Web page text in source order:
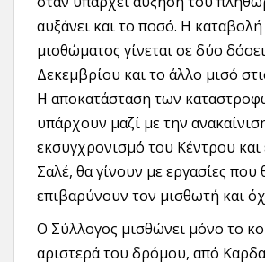
αυξάνει και το ποσό. Η
μισθώματος γίνεται σε δύο
Δεκεμβρίου και το άλλο μισό
Η αποκατάσταση των
υπάρχουν μαζί με την
εκσυγχρονισμό του Κέντρου και
Σαλέ, θα γίνουν με εργασίες που
επιβαρύνουν τον μισθωτή και
Ο Σύλλογος μισθώνει μόνο το
αριστερά του δρόμου, από